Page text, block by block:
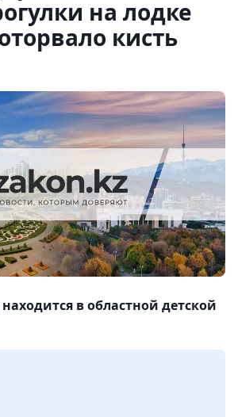
на лодке
кисть
в областной детской